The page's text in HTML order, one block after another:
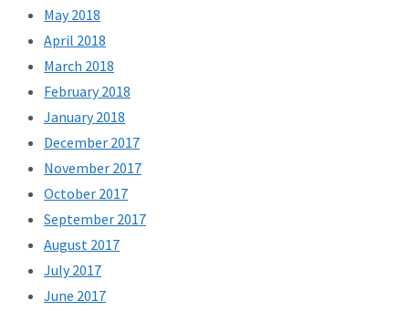
May 2018
April 2018
March 2018
February 2018
January 2018
December 2017
November 2017
October 2017
September 2017
August 2017
July 2017
June 2017